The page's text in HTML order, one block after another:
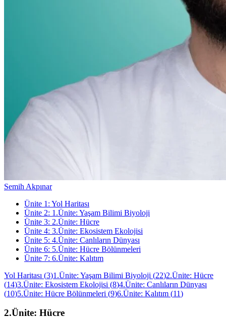
Semih Akpınar
Ünite 1 : Yol Haritası
Ünite 2: 1.Ünite: Yaşam Bilimi Biyoloji
Ünite 3: 2.Ünite: Hücre
Ünite 4: 3.Ünite: Ekosistem Ekolojisi
Ünite 5: 4.Ünite: Canlıların Dünyası
Ünite 6: 5.Ünite: Hücre Bölünmeleri
Ünite 7: 6.Ünite: Kalıtım
Yol Haritası (3)1.Ünite: Yaşam Bilimi Biyoloji (22)2.Ünite: Hücre
(14)3.Ünite: Ekosistem Ekolojisi (8)4.Ünite: Canlıların Dünyası
(10)5.Ünite: Hücre Bölünmeleri (9)6.Ünite: Kalıtım (11)
2.Ünite: Hücre